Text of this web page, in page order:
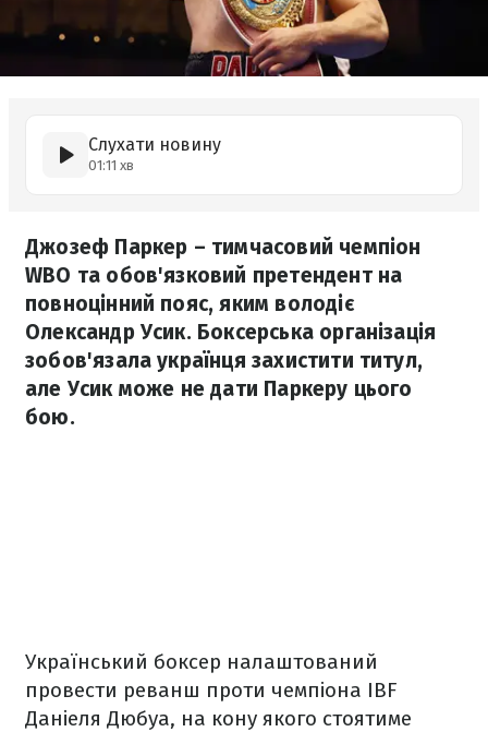
Слухати новину
01:11 хв
Джозеф Паркер – тимчасовий чемпіон
WBO та обов'язковий претендент на
повноцінний пояс, яким володіє
Олександр Усик. Боксерська організація
зобов'язала українця захистити титул,
але Усик може не дати Паркеру цього
бою.
Український боксер налаштований
провести реванш проти чемпіона IBF
Даніеля Дюбуа, на кону якого стоятиме